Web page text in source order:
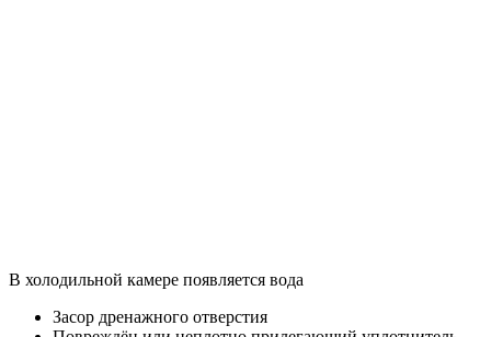
В холодильной камере появляется вода
Засор дренажного отверстия